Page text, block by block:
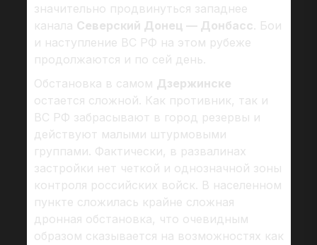
значительно продвинуться западнее
канала Северский Донец — Донбасс. Бои
и наступление ВС РФ на этом рубеже
продолжаются и по сей день.
Обстановка в самом Дзержинске
остается сложной. Как противник, так и
ВС РФ забрасывают в город резервы и
действуют малыми штурмовыми
группами. Фактически, в развалинах
застройки нет четкой и однозначной зоны
контроля российских войск. В населенном
пункте сложилась крайне сложная
дронная обстановка, что очевидным
образом сказывается на возможностях как